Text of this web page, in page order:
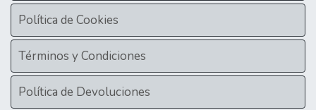
Política de Cookies
Términos y Condiciones
Política de Devoluciones